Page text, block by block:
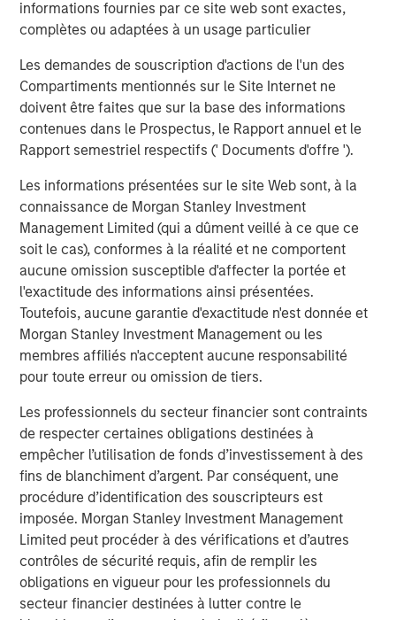
informations fournies par ce site web sont exactes,
complètes ou adaptées à un usage particulier
Les demandes de souscription d'actions de l'un des
Compartiments mentionnés sur le Site Internet ne
doivent être faites que sur la base des informations
contenues dans le Prospectus, le Rapport annuel et le
Rapport semestriel respectifs (' Documents d'offre ').
Les informations présentées sur le site Web sont, à la
connaissance de Morgan Stanley Investment
Management Limited (qui a dûment veillé à ce que ce
soit le cas), conformes à la réalité et ne comportent
aucune omission susceptible d'affecter la portée et
l'exactitude des informations ainsi présentées.
Toutefois, aucune garantie d'exactitude n'est donnée et
Morgan Stanley Investment Management ou les
membres affiliés n'acceptent aucune responsabilité
pour toute erreur ou omission de tiers.
Les professionnels du secteur financier sont contraints
de respecter certaines obligations destinées à
empêcher l’utilisation de fonds d’investissement à des
fins de blanchiment d’argent. Par conséquent, une
procédure d’identification des souscripteurs est
imposée. Morgan Stanley Investment Management
Limited peut procéder à des vérifications et d’autres
contrôles de sécurité requis, afin de remplir les
obligations en vigueur pour les professionnels du
secteur financier destinées à lutter contre le
resilientsupply chains. Against this backdrop, we engaged
with three semiconductorcompanies we hold in our
navigatingthese pressures. In this piece we look at how
their strategies highlight a spectrumof approaches, from
parallel production capacity and multi-sourcing to
strategicpartnerships, regional clustering, and selective
technological substitution.
Responsible AI: transparency, governanceand business-
model resilience
Artificial intelligence (AI) is reshaping business models
across sectors, from HealthCare and Financial Services
to digital content and entertainment. While AI may
bringmeaningful opportunities to improve efficiency,
product innovation and customerexperience, it also raises
questions around transparency, data governance,
regulatorycompliance and long-term value protection, all
of which could pose potentially financiallymaterial risks
with companies,which illustrate how responsible AI
considerations vary across sectors - and why
robustoversight, disclosure and long-term planning are
becoming increasingly important.
Product safety in personal care
Given rising consumer scrutiny of cosmetic ingredients
and a litigious U.S.environment, in 2025 we held multiple
engagements with a multinational personalcare company
we own, meeting with Investor Relations team, Chief